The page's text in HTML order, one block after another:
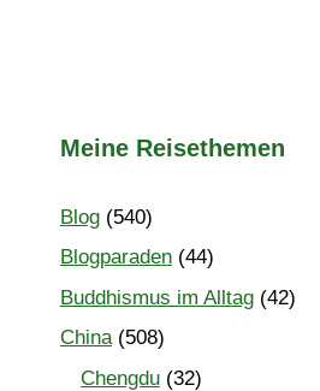
Meine Reisethemen
Blog (540)
Blogparaden (44)
Buddhismus im Alltag (42)
China(508)
Chengdu (32)